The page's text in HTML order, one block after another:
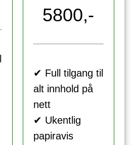
5800,-
✔ Full tilgang til
alt innhold på
nett
✔ Ukentlig
papiravis